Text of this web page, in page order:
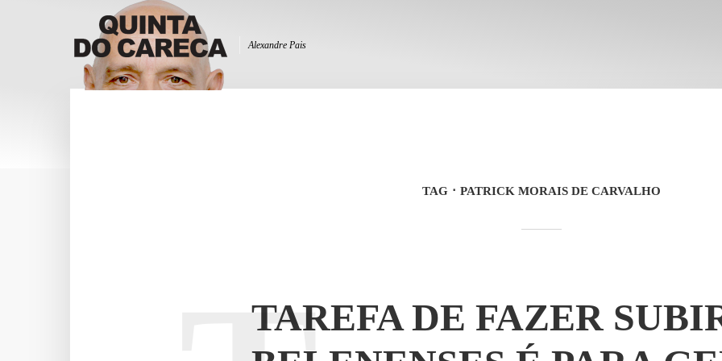
Alexandre Pais
TAG PATRICK MORAIS DE CARVALHO
TAREFA DE FAZER